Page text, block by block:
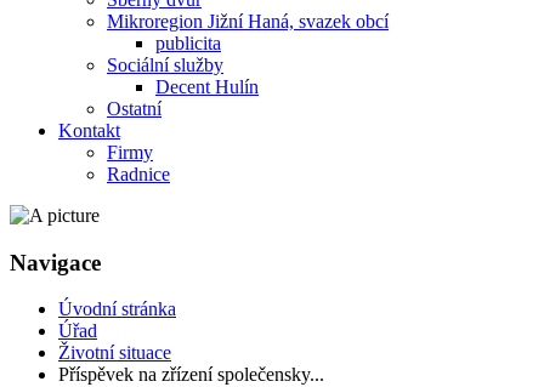
Mikroregion Jižní Haná, svazek obcí
publicita
Sociální služby
Decent Hulín
Ostatní
Kontakt
Firmy
Radnice
Navigace
Úvodní stránka
Úřad
Životní situace
Příspěvek na zřízení společensky...